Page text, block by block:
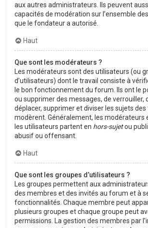
aux autres administrateurs. Ils peuvent
capacités de modération sur l’ensemble
que le fondateur a autorisé.
Haut
Que sont les modérateurs ?
Les modérateurs sont des utilisateurs (ou
d’utilisateurs) dont le travail consiste à
le bon fonctionnement du forum. Ils ont le
ou supprimer des messages, de verrouiller,
déplacer, supprimer et diviser les sujets des
modèrent. Généralement, les modérateurs
les utilisateurs partent en hors-sujetou
abusif ou offensant.
Haut
Que sont les groupes d’utilisateurs ?
Les groupes permettent aux
des membres et des invités au forum et à
fonctionnalités. Chaque membre peut
plusieurs groupes et chaque groupe peut
permissions. La gestion des membres par